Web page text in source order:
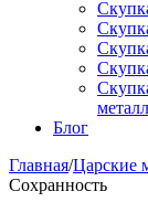
Блог
Главная/Царские
Сохранность